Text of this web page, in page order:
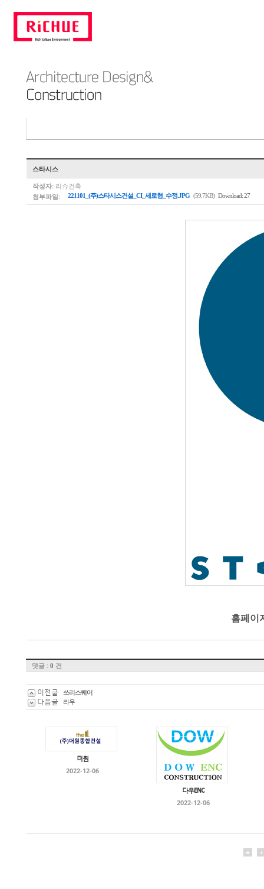
스타시스
작성자: 리슈건축
첨부파일:
221101_(주)스타시스건설_CI_세로형_수정.JPG (59.7KB) Download: 27
홈페이
댓글 : 0 건
이전글 쓰리스퀘어
다음글 라우
더원
2022-12-06
다우ENC
2022-12-06